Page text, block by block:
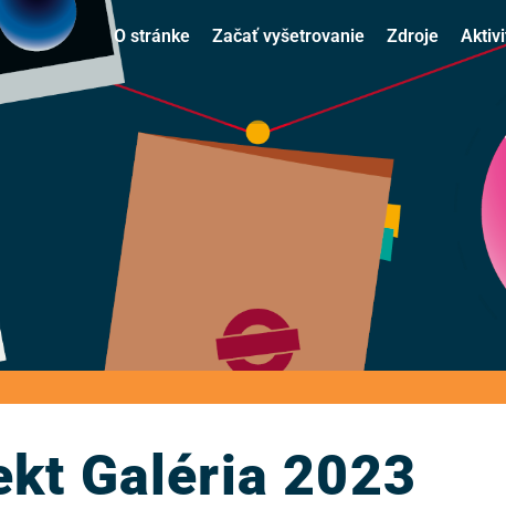
O stránke Začať vyšetrovanie Zdroje
Galéria 2023